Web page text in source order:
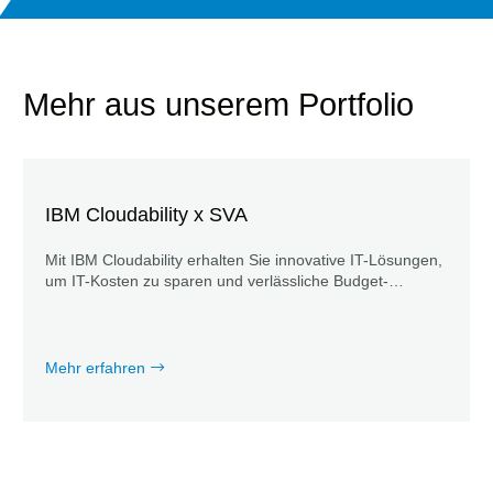
Mehr aus unserem Portfolio
IBM Cloudability x SVA
Mit IBM Cloudability erhalten Sie innovative IT-Lösungen,
um IT-Kosten zu sparen und verlässliche Budget-
Mehr erfahren